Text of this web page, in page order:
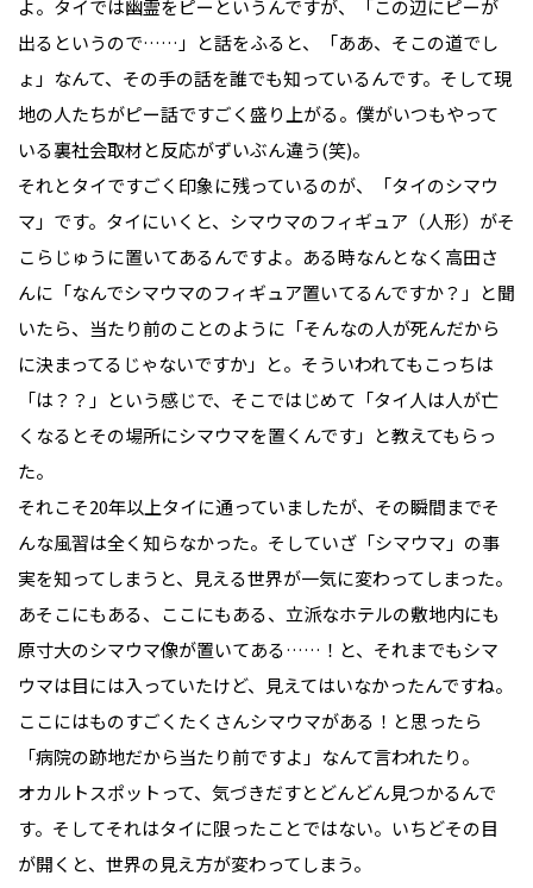
よ。タイでは幽霊をピーというんですが、「この辺にピーが
出るというので……」と話をふると、「ああ、そこの道でし
ょ」なんて、その手の話を誰でも知っているんです。そして現
地の人たちがピー話ですごく盛り上がる。僕がいつもやって
いる裏社会取材と反応がずいぶん違う(笑)。
それとタイですごく印象に残っているのが、「タイのシマウ
マ」です。タイにいくと、シマウマのフィギュア（人形）がそ
こらじゅうに置いてあるんですよ。ある時なんとなく高田さ
んに「なんでシマウマのフィギュア置いてるんですか？」と聞
いたら、当たり前のことのように「そんなの人が死んだから
に決まってるじゃないですか」と。そういわれてもこっちは
「は？？」という感じで、そこではじめて「タイ人は人が亡
くなるとその場所にシマウマを置くんです」と教えてもらっ
た。
それこそ20年以上タイに通っていましたが、その瞬間までそ
んな風習は全く知らなかった。そしていざ「シマウマ」の事
実を知ってしまうと、見える世界が一気に変わってしまった。
あそこにもある、ここにもある、立派なホテルの敷地内にも
原寸大のシマウマ像が置いてある……！と、それまでもシマ
ウマは目には入っていたけど、見えてはいなかったんですね。
ここにはものすごくたくさんシマウマがある！と思ったら
「病院の跡地だから当たり前ですよ」なんて言われたり。
オカルトスポットって、気づきだすとどんどん見つかるんで
す。そしてそれはタイに限ったことではない。いちどその目
が開くと、世界の見え方が変わってしまう。